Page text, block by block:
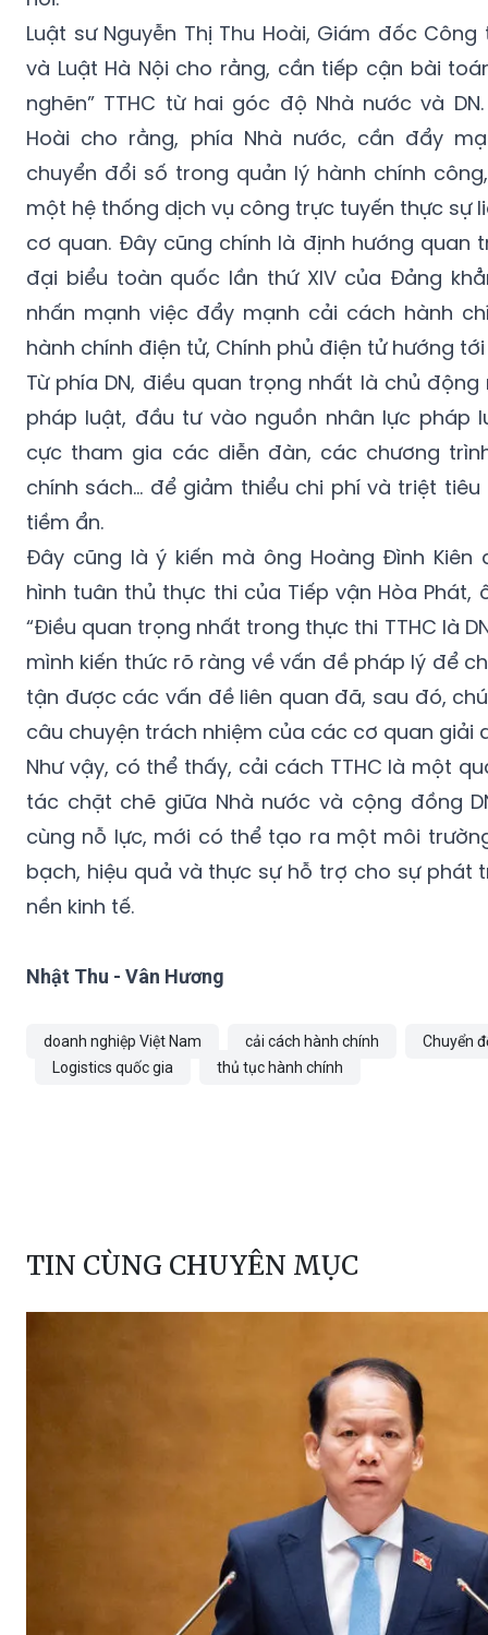
Luật sư Nguyễn Thị Thu Hoài, Giám đốc Công
và Luật Hà Nội cho rằng, cần tiếp cận bài
nghẽn” TTHC từ hai góc độ Nhà nước và
Hoài cho rằng, phía Nhà nước, cần đẩy
chuyển đổi số trong quản lý hành chính
một hệ thống dịch vụ công trực tuyến thực sự
cơ quan. Đây cũng chính là định hướng quan
đại biểu toàn quốc lần thứ XIV của Đảng
nhấn mạnh việc đẩy mạnh cải cách hành
hành chính điện tử, Chính phủ điện tử hướng
Từ phía DN, điều quan trọng nhất là chủ
pháp luật, đầu tư vào nguồn nhân lực pháp
cực tham gia các diễn đàn, các chương
chính sách… để giảm thiểu chi phí và triệt
tiềm ẩn.
Đây cũng là ý kiến mà ông Hoàng Đình Kiên
hình tuân thủ thực thi của Tiếp vận Hòa Phát,
“Điều quan trọng nhất trong thực thi TTHC là
mình kiến thức rõ ràng về vấn đề pháp lý để
tận được các vấn đề liên quan đã, sau đó,
câu chuyện trách nhiệm của các cơ quan giải
Như vậy, có thể thấy, cải cách TTHC là một
tác chặt chẽ giữa Nhà nước và cộng đồng
cùng nỗ lực, mới có thể tạo ra một môi
bạch, hiệu quả và thực sự hỗ trợ cho sự phát
nền kinh tế.
Nhật Thu - Vân Hương
doanh nghiệp Việt Nam cải cách hành chính
Chuyển
Logistics quốc gia
thủ tục hành chính
TIN CÙNG CHUYÊN MỤC